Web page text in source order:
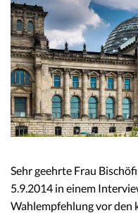
Sehr geehrte Frau
5.9.2014 in einem
Wahlempfehlung vor den